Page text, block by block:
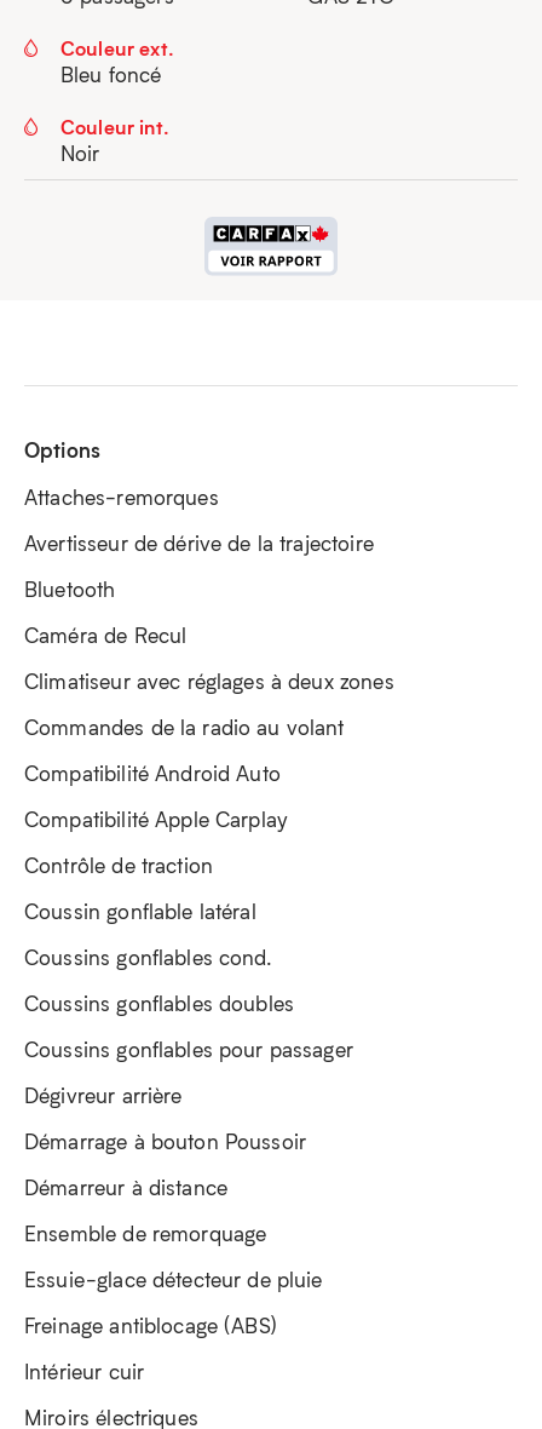
Couleur ext.
Bleu foncé
Couleur int.
Noir
Options
Attaches-remorques
Avertisseur de dérive de la trajectoire
Bluetooth
Caméra de Recul
Climatiseur avec réglages à deux zones
Commandes de la radio au volant
Compatibilité Android Auto
Compatibilité Apple Carplay
Contrôle de traction
Coussin gonflable latéral
Coussins gonflables cond.
Coussins gonflables doubles
Coussins gonflables pour passager
Dégivreur arrière
Démarrage à bouton Poussoir
Démarreur à distance
Ensemble de remorquage
Essuie-glace détecteur de pluie
Freinage antiblocage (ABS)
Intérieur cuir
Miroirs électriques